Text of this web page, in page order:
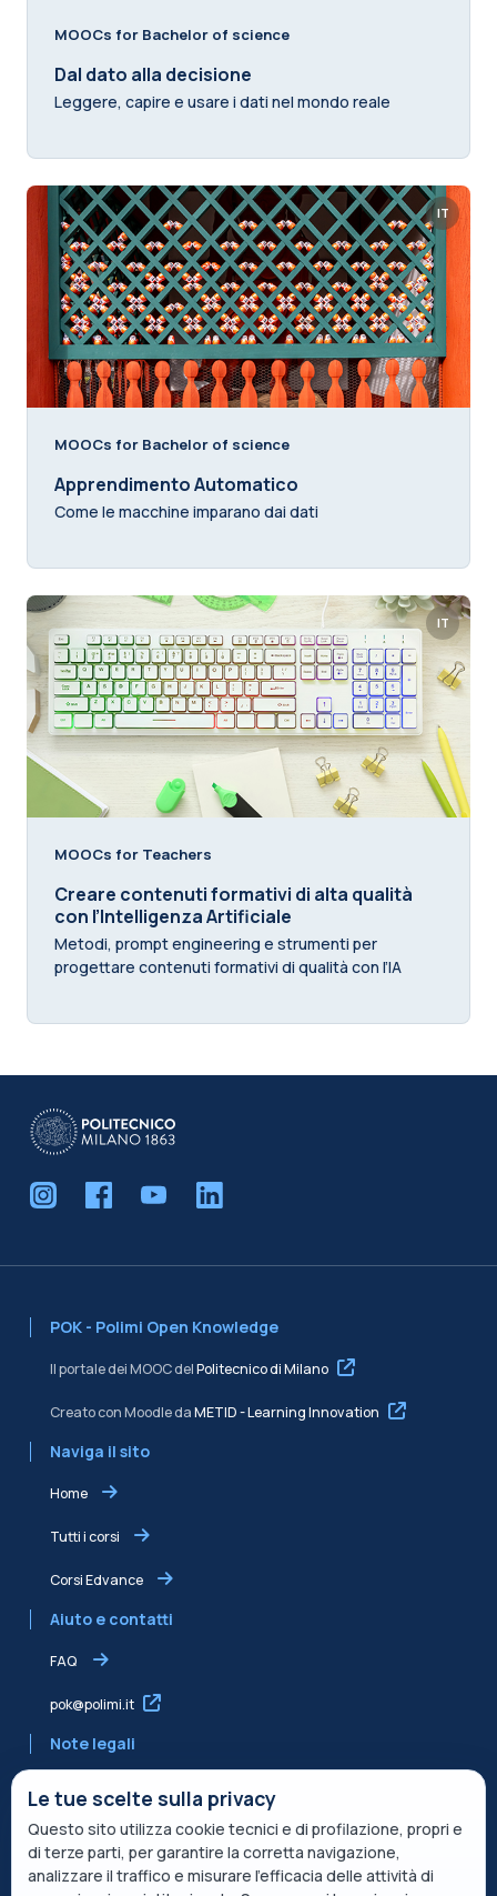
MOOCs for Bachelor of science
Dal dato alla decisione
Leggere, capire e usare i dati nel mondo reale
IT
MOOCs for Bachelor of science
Apprendimento Automatico
Come le macchine imparano dai dati
IT
MOOCs for Teachers
Creare contenuti formativi di alta qualità
con l’Intelligenza Artificiale
Metodi, prompt engineering e strumenti per
progettare contenuti formativi di qualità con l’IA
POK - Polimi Open Knowledge
Il portale dei MOOC delPolitecnico di Milano
Creato con Moodle daMETID - Learning Innovation
Naviga il sito
Home
Tutti i corsi
Corsi Edvance
Aiuto e contatti
FAQ
pok@polimi.it
Note legali
Informativa condivisa Edvance per il trattamento dei dati
Termini di servizio
Le tue scelte sulla privacy
Questo sito utilizza cookie tecnici e di profilazione, propri e
di terze parti, per garantire la corretta navigazione,
analizzare il traffico e misurare l’efficacia delle attività di